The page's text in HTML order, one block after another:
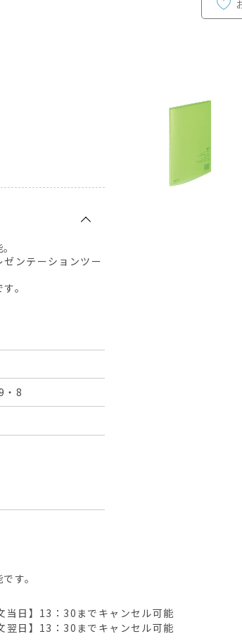
ンテーションツー
。
・8
す。
日】13：30までキャンセル可能
日】13：30までキャンセル可能